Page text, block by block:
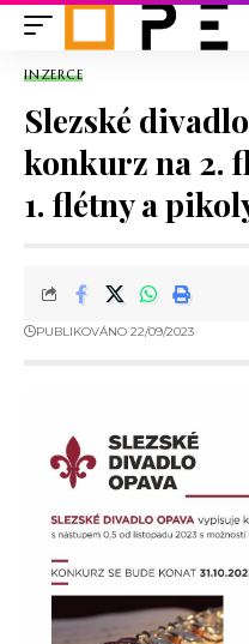
INZERCE
Slezské
konkurz na 2.
1. flétny a
PUBLIKOVÁNO 22/09/2023